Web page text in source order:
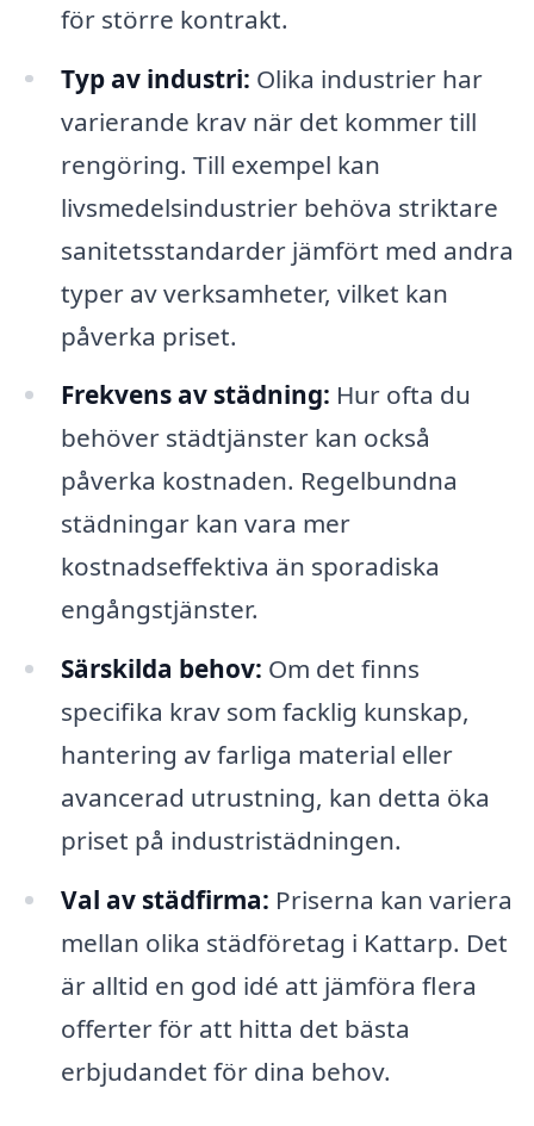
för större kontrakt.
Typ av industri: Olika industrier har
varierande krav när det kommer till
rengöring. Till exempel kan
livsmedelsindustrier behöva striktare
sanitetsstandarder jämfört med andra
typer av verksamheter, vilket kan
påverka priset.
Frekvens av städning: Hur ofta du
behöver städtjänster kan också
påverka kostnaden. Regelbundna
städningar kan vara mer
kostnadseffektiva än sporadiska
engångstjänster.
Särskilda behov: Om det finns
specifika krav som facklig kunskap,
hantering av farliga material eller
avancerad utrustning, kan detta öka
priset på industristädningen.
Val av städfirma: Priserna kan variera
mellan olika städföretag i Kattarp. Det
är alltid en god idé att jämföra flera
offerter för att hitta det bästa
erbjudandet för dina behov.